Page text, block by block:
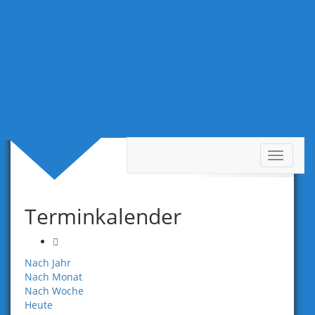
Toggle
Terminkalender
Nach Jahr
Nach Monat
Nach Woche
Heute